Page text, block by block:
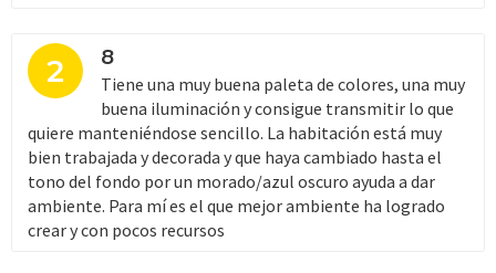
2 8
Tiene una muy buena paleta de colores, una muy
buena iluminación y consigue transmitir lo que
quiere manteniéndose sencillo. La habitación está muy
bien trabajada y decorada y que haya cambiado hasta el
tono del fondo por un morado/azul oscuro ayuda a dar
ambiente. Para mí es el que mejor ambiente ha logrado
crear y con pocos recursos